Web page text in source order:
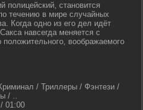
полицейский, становится
течению в мире случайных
Когда одно из его дел идёт
навсегда меняется с
воображаемого
/ Триллеры / Фэнтези /
/ ..
01:00